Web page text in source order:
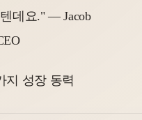
데요." — Jacob
지 성장 동력